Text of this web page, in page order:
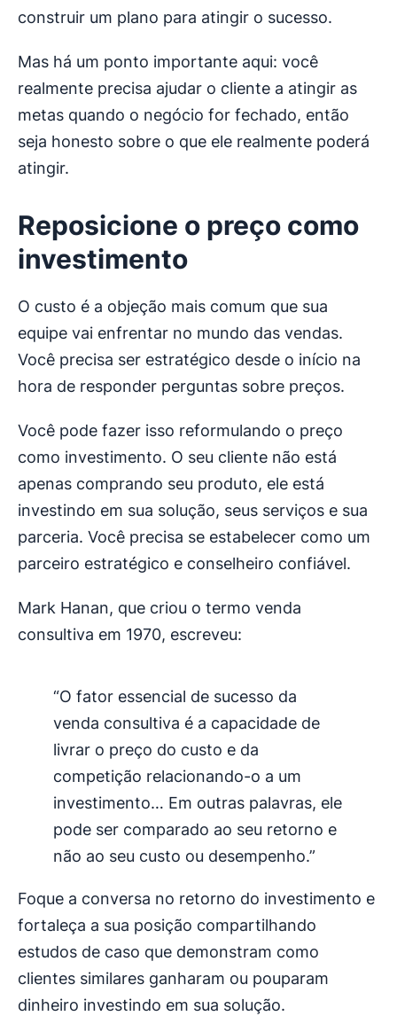
construir um plano para atingir o sucesso.
Mas há um ponto importante aqui: você
realmente precisa ajudar o cliente a atingir as
metas quando o negócio for fechado, então
seja honesto sobre o que ele realmente poderá
atingir.
Reposicione o preço como
investimento
O custo é a objeção mais comum que sua
equipe vai enfrentar no mundo das vendas.
Você precisa ser estratégico desde o início na
hora de responder perguntas sobre preços.
Você pode fazer isso reformulando o preço
como investimento. O seu cliente não está
apenas comprando seu produto, ele está
investindo em sua solução, seus serviços e sua
parceria. Você precisa se estabelecer como um
parceiro estratégico e conselheiro confiável.
Mark Hanan, que criou o termo venda
consultiva em 1970, escreveu:
“O fator essencial de sucesso da
venda consultiva é a capacidade de
livrar o preço do custo e da
competição relacionando-o a um
investimento… Em outras palavras, ele
pode ser comparado ao seu retorno e
não ao seu custo ou desempenho.”
Foque a conversa no retorno do investimento e
fortaleça a sua posição compartilhando
estudos de caso que demonstram como
clientes similares ganharam ou pouparam
dinheiro investindo em sua solução.